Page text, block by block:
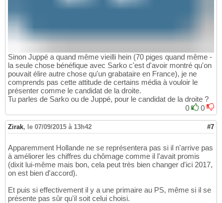
Sinon Juppé a quand même vieilli hein (70 piges quand même -
la seule chose bénéfique avec Sarko c'est d'avoir montré qu'on
pouvait élire autre chose qu'un grabataire en France), je ne
comprends pas cette attitude de certains média à vouloir le
présenter comme le candidat de la droite.
Tu parles de Sarko ou de Juppé, pour le candidat de la droite ?
0
0
Zirak, le 07/09/2015 à 13h42 #7
Apparemment Hollande ne se représentera pas si il n'arrive pas
à améliorer les chiffres du chômage comme il l'avait promis
(dixit lui-même mais bon, cela peut très bien changer d'ici 2017,
on est bien d'accord).
Et puis si effectivement il y a une primaire au PS, même si il se
présente pas sûr qu'il soit celui choisi.